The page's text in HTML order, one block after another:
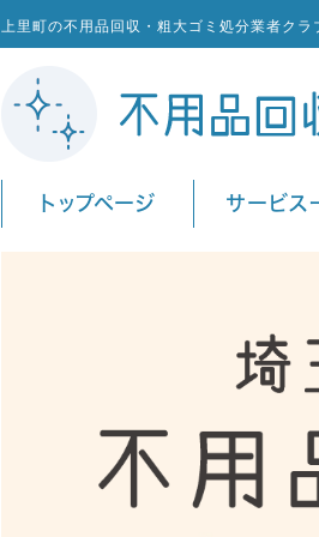
上里町の不用品回収・粗大ゴミ処分業者クラ
トップページ サービス